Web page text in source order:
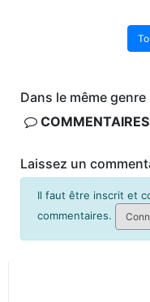
Dans le même genre
Laissez un
Il faut être inscrit et
commentaires.